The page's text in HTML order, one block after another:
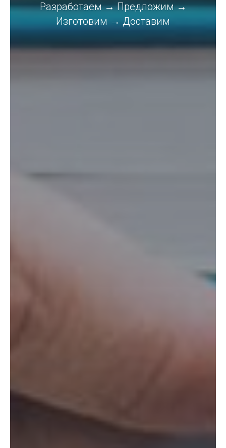
Разработаем → Предложим →
Изготовим → Доставим